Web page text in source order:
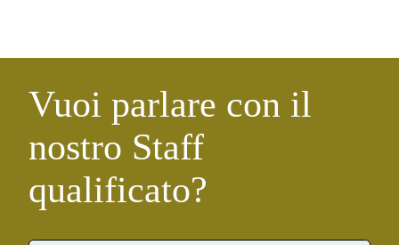
Vuoi parlare con il
nostro Staff
qualificato?